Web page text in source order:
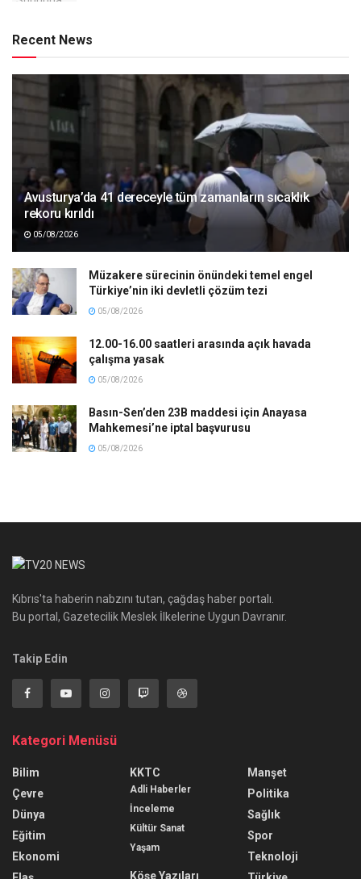
Recent News
Avusturya’da 41 dereceyle tüm zamanların sıcaklık
rekoru kırıldı
05/08/2026
Müzakere sürecinin önündeki temel engel
Türkiye’nin iki devletli çözüm tezi
05/08/2026
12.00-16.00 saatleri arasında açık havada
çalışma yasak
05/08/2026
Basın-Sen’den 23B maddesi için Anayasa
Mahkemesi’ne iptal başvurusu
05/08/2026
Kıbrıs'ta haberin nabzını tutan, çağdaş haber portalı.
Bu portal, Gazetecilik Meslek İlkelerine Uygun Davranır.
Takip Edin
Kategori Menüsü
Bilim
Çevre
Dünya
Eğitim
Ekonomi
KKTC
Adli Haberler
İnceleme
Kültür Sanat
Yaşam
Köşe Yazıları
Manşet
Politika
Sağlık
Spor
Teknoloji